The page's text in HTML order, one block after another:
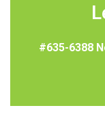
#635-6388